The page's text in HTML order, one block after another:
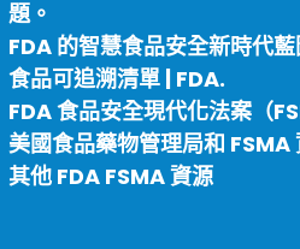
題。
FDA 的智慧食品安全新時代藍
食品可追溯清單 | FDA.
FDA 食品安全現代化法案（
美國食品藥物管理局和 FSMA
其他 FDA FSMA 資源